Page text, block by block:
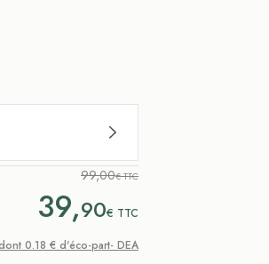
99,00€ TTC
39,90€ TTC
0.18 € d'éco-part- DEA